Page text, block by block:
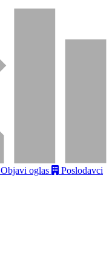
Objavi oglas Poslodavci